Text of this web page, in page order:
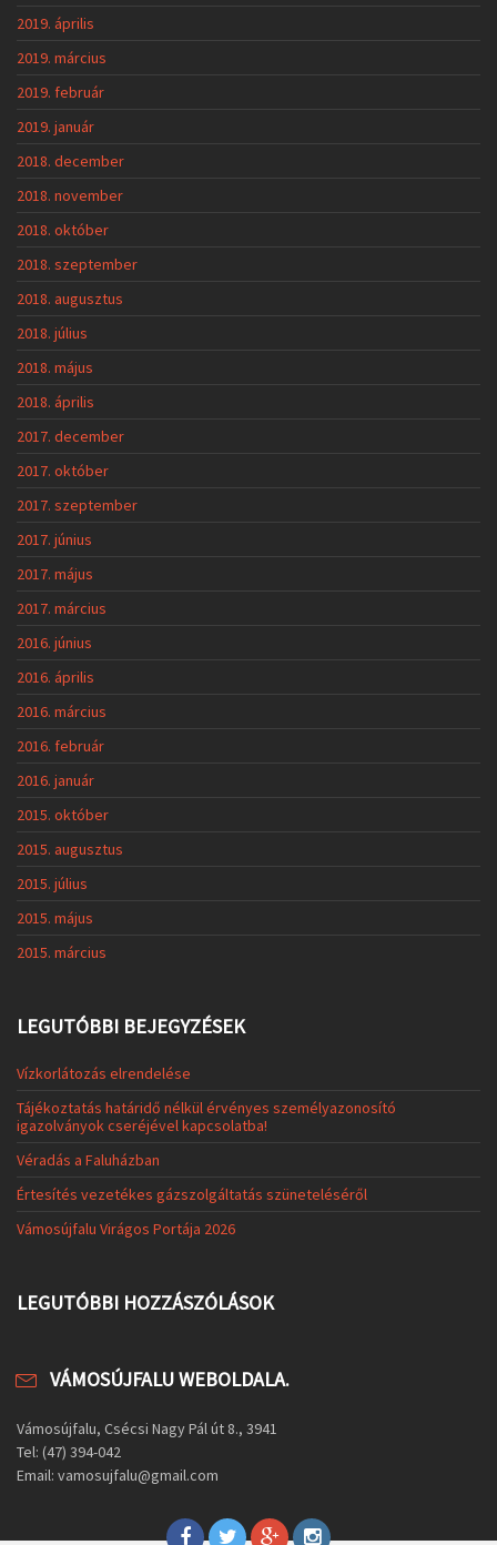
2019. április
2019. március
2019. február
2019. január
2018. december
2018. november
2018. október
2018. szeptember
2018. augusztus
2018. július
2018. május
2018. április
2017. december
2017. október
2017. szeptember
2017. június
2017. május
2017. március
2016. június
2016. április
2016. március
2016. február
2016. január
2015. október
2015. augusztus
2015. július
2015. május
2015. március
LEGUTÓBBI BEJEGYZÉSEK
Vízkorlátozás elrendelése
Tájékoztatás határidő nélkül érvényes személyazonosító
igazolványok cseréjével kapcsolatba!
Véradás a Faluházban
Értesítés vezetékes gázszolgáltatás szüneteléséről
Vámosújfalu Virágos Portája 2026
LEGUTÓBBI HOZZÁSZÓLÁSOK
VÁMOSÚJFALU WEBOLDALA.
Vámosújfalu, Csécsi Nagy Pál út 8., 3941
Tel: (47) 394-042
Email: vamosujfalu@gmail.com